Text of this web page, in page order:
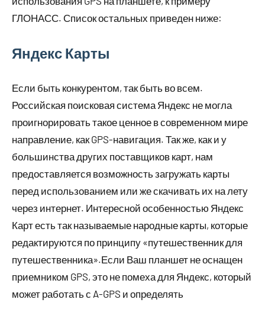
ГЛОНАСС. Список остальных приведен ниже:
Яндекс Карты
Если быть конкурентом, так быть во всем.
Российская поисковая система Яндекс не могла
проигнорировать такое ценное в современном мире
направление, как GPS-навигация. Так же, как и у
большинства других поставщиков карт, нам
предоставляется возможность загружать карты
перед использованием или же скачивать их на лету
через интернет. Интересной особенностью Яндекс
Карт есть так называемые народные карты, которые
редактируются по принципу «путешественник для
путешественника».Если Ваш планшет не оснащен
приемником GPS, это не помеха для Яндекс, который
может работать с A-GPS и определять